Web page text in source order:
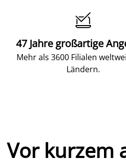

47 Jahre großartige
Mehr als 3600 Filialen
Ländern.
Vor kurzem